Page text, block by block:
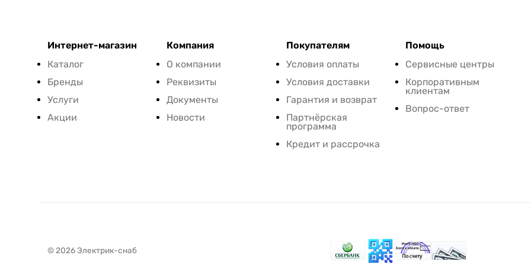
Интернет-магазин
Каталог
Бренды
Услуги
Акции
Компания
О компании
Реквизиты
Документы
Новости
Покупателям
Условия оплаты
Условия доставки
Гарантия и возврат
Партнёрская
программа
Кредит и рассрочка
Помощь
Сервисные центры
Корпоративным
клиентам
Вопрос-ответ
© 2026 Электрик-снаб